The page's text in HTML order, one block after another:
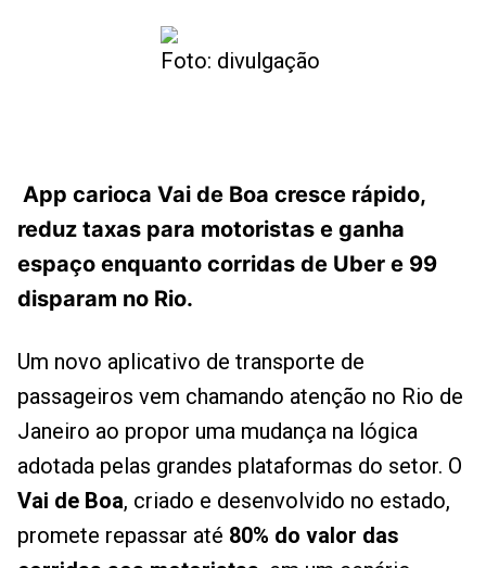
Foto: divulgação
App carioca Vai de Boa cresce rápido,
reduz taxas para motoristas e ganha
espaço enquanto corridas de Uber e 99
disparam no Rio.
Um novo aplicativo de transporte de
passageiros vem chamando atenção no Rio de
Janeiro ao propor uma mudança na lógica
adotada pelas grandes plataformas do setor. O
Vai de Boa, criado e desenvolvido no estado,
promete repassar até 80% do valor das